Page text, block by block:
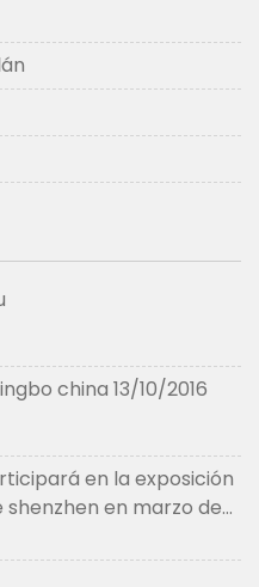
china 13/10/2016
en la exposición
shenzhen en marzo de